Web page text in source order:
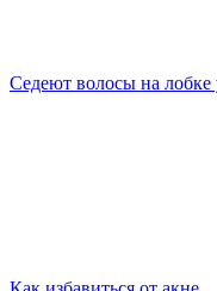
Седеют волосы на